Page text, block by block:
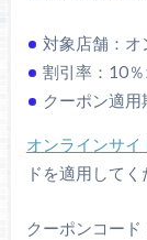
対象店舗：オ
割引率：10％
クーポン適
オンラインサイ
ドを適用してく
クーポンコー